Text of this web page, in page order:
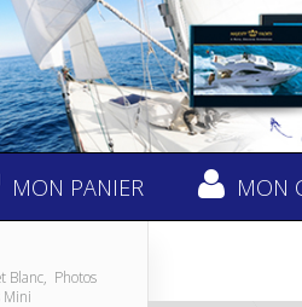
MON PANIER MON
Blanc, Photos
Mini